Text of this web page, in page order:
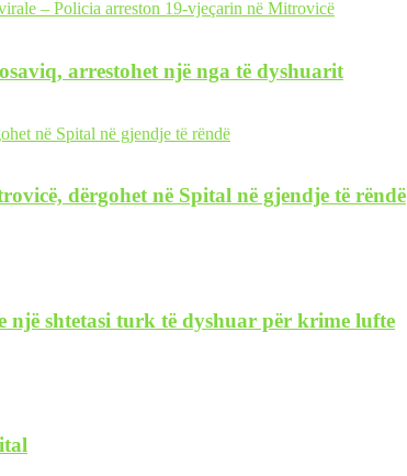
arrestohet një nga të dyshuarit
dërgohet në Spital në gjendje të rëndë
shtetasi turk të dyshuar për krime lufte